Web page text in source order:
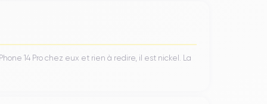
14 Pro chez eux et rien à redire, il est nickel. La